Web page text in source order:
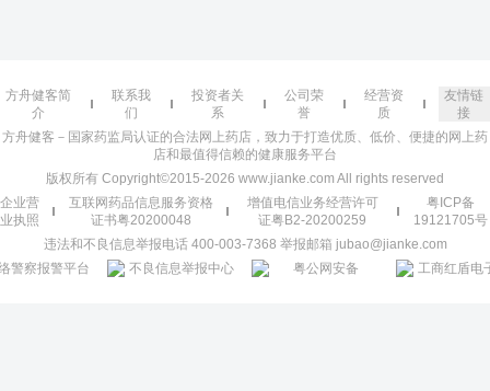
方舟健客简
介
联系我
们
投资者关
系
公司荣
誉
经营资
质
友情链
接
方舟健客－国家药监局认证的合法网上药店，致力于打造优质、低价、便捷的网上药
店和最值得信赖的健康服务平台
版权所有 Copyright©2015-2026 www.jianke.com All rights reserved
企业营
业执照
互联网药品信息服务资格
证书粤20200048
增值电信业务经营许可
证粤B2-20200259
粤ICP备
19121705号
违法和不良信息举报电话 400-003-7368 举报邮箱 jubao@jianke.com